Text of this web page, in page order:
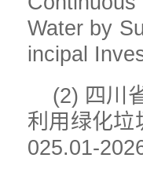
Water by
incipal
(2) 四川
利用绿化垃
025.01-